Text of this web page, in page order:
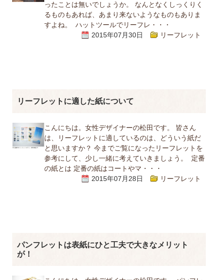
ったことは無いでしょうか。 なんとなくしっくりく
るものもあれば、あまり来ないようなものもありま
すよね。 ハットツールでリーフレ・・・
2015年07月30日
リーフレット
リーフレットに適した紙について
こんにちは。女性デザイナーの松田です。 皆さん
は、リーフレットに適しているのは、どういう紙だ
と思いますか？ 今までご覧になったリーフレットを
参考にして、少し一緒に考えていきましょう。 定番
の紙とは 定番の紙はコートやマ・・・
2015年07月28日
リーフレット
パンフレットは表紙にひと工夫で大きなメリット
が！